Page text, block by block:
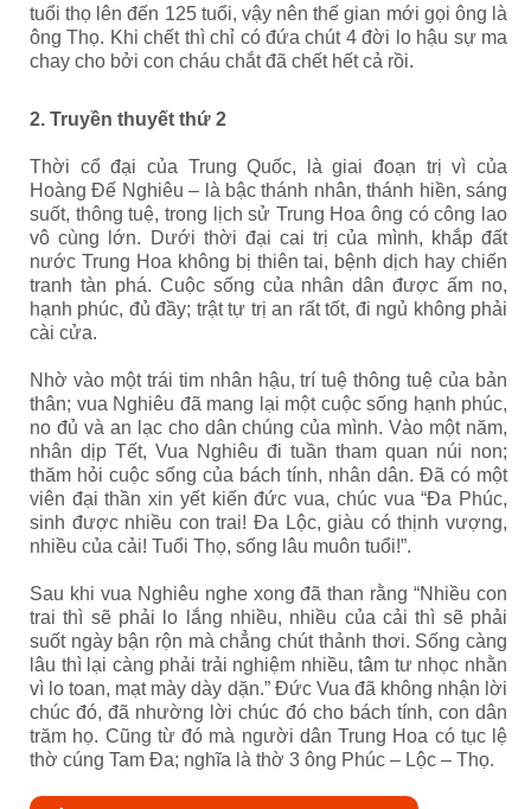
tuổi thọ lên đến 125 tuổi, vậy nên thế gian mới gọi ông là
ông Thọ. Khi chết thì chỉ có đứa chút 4 đời lo hậu sự ma
chay cho bởi con cháu chắt đã chết hết cả rồi.
2. Truyền thuyết thứ 2
Thời cổ đại của Trung Quốc, là giai đoạn trị vì của
Hoàng Đế Nghiêu – là bậc thánh nhân, thánh hiền, sáng
suốt, thông tuệ, trong lịch sử Trung Hoa ông có công lao
vô cùng lớn. Dưới thời đại cai trị của mình, khắp đất
nước Trung Hoa không bị thiên tai, bệnh dịch hay chiến
tranh tàn phá. Cuộc sống của nhân dân được ấm no,
hạnh phúc, đủ đầy; trật tự trị an rất tốt, đi ngủ không phải
cài cửa.
Nhờ vào một trái tim nhân hậu, trí tuệ thông tuệ của bản
thân; vua Nghiêu đã mang lại một cuộc sống hạnh phúc,
no đủ và an lạc cho dân chúng của mình. Vào một năm,
nhân dịp Tết, Vua Nghiêu đi tuần tham quan núi non;
thăm hỏi cuộc sống của bách tính, nhân dân. Đã có một
viên đại thần xin yết kiến đức vua, chúc vua “Đa Phúc,
sinh được nhiều con trai! Đa Lộc, giàu có thịnh vượng,
nhiều của cải! Tuổi Thọ, sống lâu muôn tuổi!”.
Sau khi vua Nghiêu nghe xong đã than rằng “Nhiều con
trai thì sẽ phải lo lắng nhiều, nhiều của cải thì sẽ phải
suốt ngày bận rộn mà chẳng chút thảnh thơi. Sống càng
lâu thì lại càng phải trải nghiệm nhiều, tâm tư nhọc nhằn
vì lo toan, mạt mày dày dặn.” Đức Vua đã không nhận lời
chúc đó, đã nhường lời chúc đó cho bách tính, con dân
trăm họ. Cũng từ đó mà người dân Trung Hoa có tục lệ
thờ cúng Tam Đa; nghĩa là thờ 3 ông Phúc – Lộc – Thọ.